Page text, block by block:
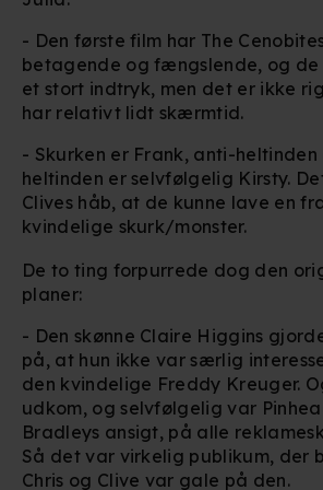
Vi bruger egne cookies og cookies fra
optimere dit besøg på vores
at sikre funktionalitet, generere
præferencer og til markedsføring.
Når vi anvender cookies, behandler vi
adresse. IP-adressen kan blive delt
behandling af dine personoplysninger i både
- Den første film har The
betagende og fængslende, og
et stort indtryk, men det er ikke
har relativt lidt skærmtid.
- Skurken er Frank, anti-
heltinden er selvfølgelig Kirsty.
Clives håb, at de kunne lave en
kvindelige skurk/monster.
De to ting forpurrede dog den
planer:
- Den skønne Claire Higgins
på, at hun ikke var særlig
den kvindelige Freddy Kreuger.
udkom, og selvfølgelig var
Bradleys ansigt, på alle
Så det var virkelig publikum, der
Chris og Clive var gale på den.